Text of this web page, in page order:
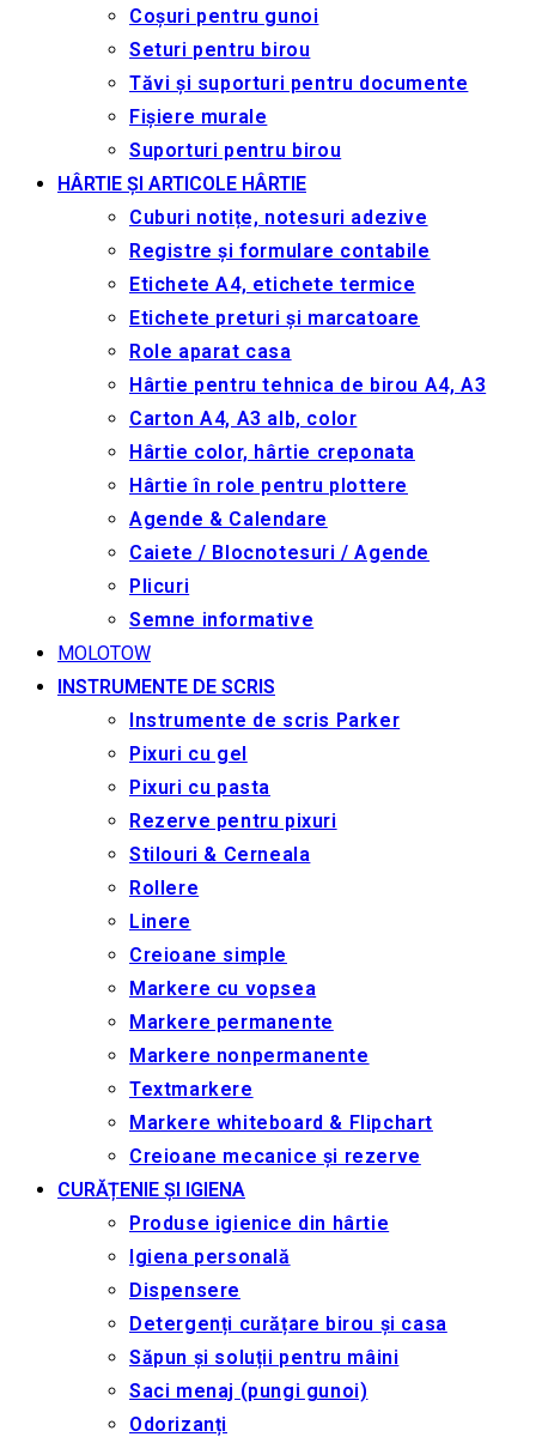
Coșuri pentru gunoi
Seturi pentru birou
Tăvi și suporturi pentru documente
Fișiere murale
Suporturi pentru birou
HÂRTIE ȘI ARTICOLE HÂRTIE
Cuburi notițe, notesuri adezive
Registre și formulare contabile
Etichete A4, etichete termice
Etichete preturi și marcatoare
Role aparat casa
Hârtie pentru tehnica de birou A4, A3
Carton A4, A3 alb, color
Hârtie color, hârtie creponata
Hârtie în role pentru plottere
Agende & Calendare
Caiete / Blocnotesuri / Agende
Plicuri
Semne informative
MOLOTOW
INSTRUMENTE DE SCRIS
Instrumente de scris Parker
Pixuri cu gel
Pixuri cu pasta
Rezerve pentru pixuri
Stilouri & Сerneala
Rollere
Linere
Creioane simple
Markere cu vopsea
Markere permanente
Markere nonpermanente
Textmarkere
Markere whiteboard & Flipchart
Creioane mecanice și rezerve
CURĂȚENIE ȘI IGIENA
Produse igienice din hârtie
Igiena personală
Dispensere
Detergenți curățare birou și casa
Săpun și soluții pentru mâini
Saci menaj (pungi gunoi)
Odorizanți